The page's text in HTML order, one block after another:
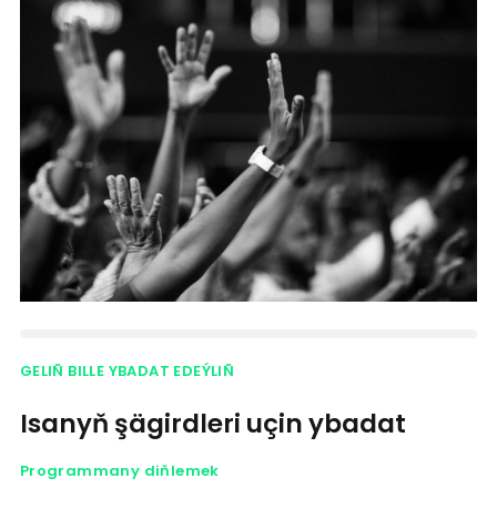
GELIÑ BILLE YBADAT EDEÝLIÑ
Isanyň şägirdleri uçin ybadat
Programmany diňlemek